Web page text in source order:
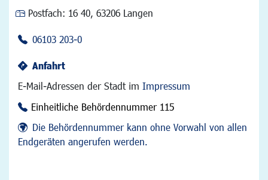
Postfach: 16 40, 63206 Langen
06103 203-0
Anfahrt
E-Mail-Adressen der Stadt im Impressum
Einheitliche Behördennummer 115
Die Behördennummer kann ohne Vorwahl von allen
Endgeräten angerufen werden.